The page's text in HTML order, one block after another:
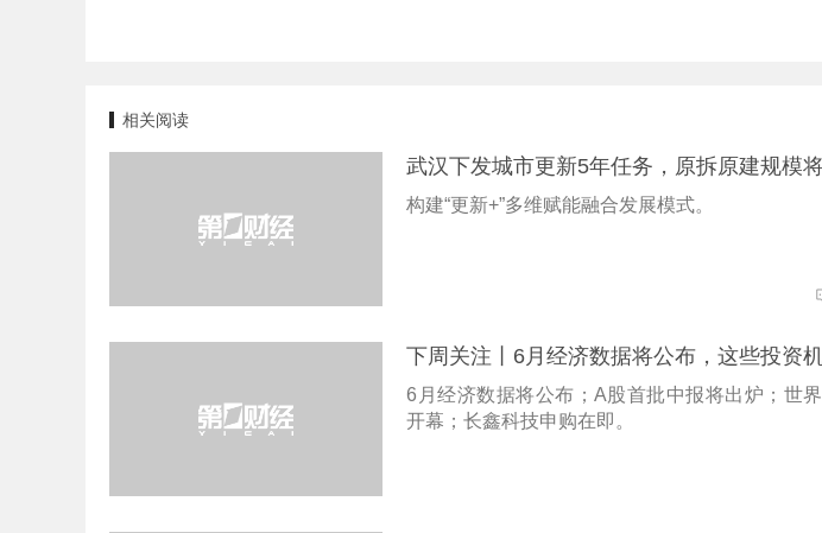
相关阅读
武汉下发城市更新5年任务，原拆原建规模
构建“更新+”多维赋能融合发展模式。
下周关注丨6月经济数据将公布，这些投资
6月经济数据将公布；A股首批中报将出炉；世
开幕；长鑫科技申购在即。